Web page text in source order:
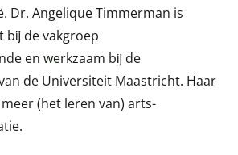
Dr. Angelique Timmerman is
de vakgroep
en werkzaam bĳ de
de Universiteit Maastricht. Haar
(het leren van) arts-